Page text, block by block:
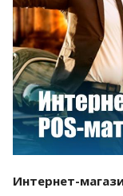
Интернет-